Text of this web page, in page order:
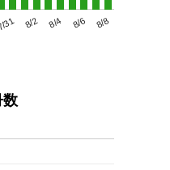
31 8/2 8/4 8/6 8/8
数